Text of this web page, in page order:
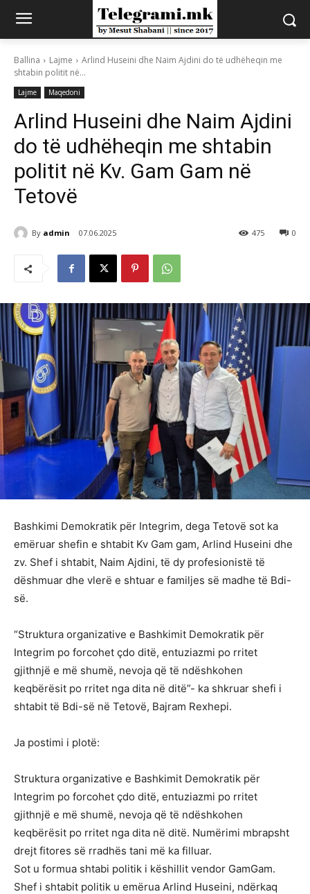
Ballina Lajme
Arlind Huseini dhe Naim Ajdini do të udhëheqin me
shtabin politit në...
Lajme Maqedoni
Arlind Huseini dhe Naim Ajdini
do të udhëheqin me shtabin
politit në Kv. Gam Gam në
Tetovë
By admin 07.06.2025 0
475
Bashkimi Demokratik për Integrim, dega Tetovë sot ka
emëruar shefin e shtabit Kv Gam gam, Arlind Huseini dhe
zv. Shef i shtabit, Naim Ajdini, të dy profesionistë të
dëshmuar dhe vlerë e shtuar e familjes së madhe të Bdi-
së.
“Struktura organizative e Bashkimit Demokratik për
Integrim po forcohet çdo ditë, entuziazmi po rritet
gjithnjë e më shumë, nevoja që të ndëshkohen
keqbërësit po rritet nga dita në ditë”- ka shkruar shefi i
shtabit të Bdi-së në Tetovë, Bajram Rexhepi.
Ja postimi i plotë:
Struktura organizative e Bashkimit Demokratik për
Integrim po forcohet çdo ditë, entuziazmi po rritet
gjithnjë e më shumë, nevoja që të ndëshkohen
keqbërësit po rritet nga dita në ditë. Numërimi mbrapsht
drejt fitores së rradhës tani më ka filluar.
Sot u formua shtabi politik i këshillit vendor GamGam.
Shef i shtabit politik u emërua Arlind Huseini, ndërkaq